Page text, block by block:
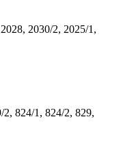
2030/2, 2025/1,
2, 824/1, 824/2, 829,